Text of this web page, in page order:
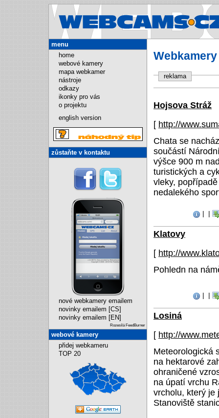
reklama
Hojsova Stráž
[ http://
Chata se
součástí
výšce 900 m
turistických a
vleky,
nedalekého
| |
Klatovy
[ http://
Pohledn na
| |
Losiná
[ http://
Meteorologická
na hektarové
ohraničené
na úpatí vrchu
vrcholu, který je
Stanoviště
menu
home
webové kamery
mapa webkamer
nástroje
odkazy
ikonky pro vás
o projektu
english version
zůstaňte v kontaktu
nové webkamery emailem
novinky emailem [CS]
novinky emailem [EN]
Rozesílá FeedBurner
webové kamery
přidej webkameru
TOP 20